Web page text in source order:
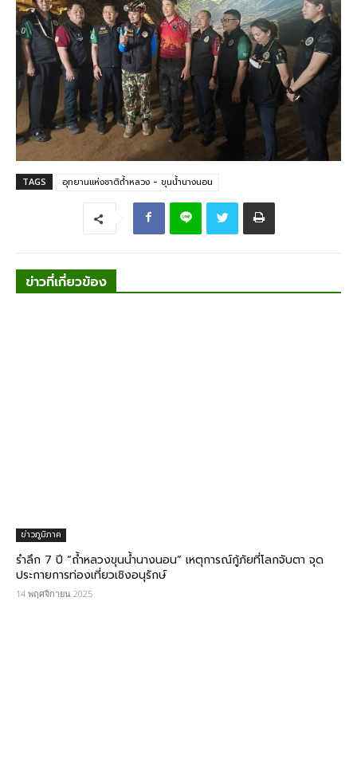
TAGS อุทยานแห่งชาติถ้ำหลวง - ขุนน้ำนางนอน
ข่าวที่เกี่ยวข้อง
ข่าวภูมิภาค
รำลึก 7 ปี “ถ้ำหลวงขุนน้ำนางนอน” เหตุการณ์กู้ภัยที่โลกจับตา จุด
ประกายการท่องเที่ยวเชิงอนุรักษ์
14 พฤศจิกายน 2025